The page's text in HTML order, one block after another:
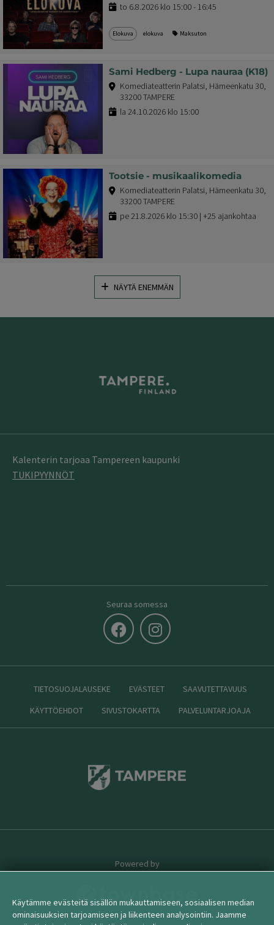
to 6.8.2026 klo 15:00 - 16:45
Elokuva elokuva Maksuton
Sami Hedberg - Lupa nauraa (K18)
Komediateatterin Palatsi, Hämeenkatu 30,
33200 TAMPERE
la 24.10.2026 klo 15:00
Tootsie - musikaalikomedia
Komediateatterin Palatsi, Hämeenkatu 30,
33200 TAMPERE
pe 21.8.2026 klo 15:30 | +25 ajankohtaa
NÄYTÄ ENEMMÄN
Kalenterin tarjoaa Tampereen kaupunki
TUKIPYYNNÖT
Seuraa somessa
TIETOSUOJALAUSEKE EVÄSTEET
SAAVUTETTAVUUS
KÄYTTÖEHDOT
SIVUSTOKARTTA PALVELUNTARJOAJA
Powered by
Käytämme evästeitä sisällön mukauttamiseen, sosiaalisen median
ominaisuuksien tarjoamiseen ja liikenteen analysointiin. Jaamme